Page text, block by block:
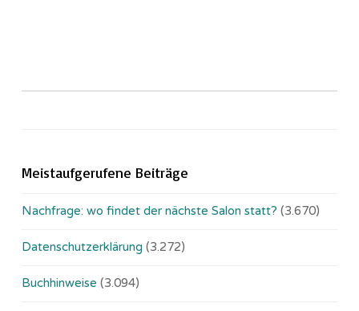
Meistaufgerufene Beiträge
Nachfrage: wo findet der nächste Salon statt? (3.670)
Datenschutzerklärung (3.272)
Buchhinweise (3.094)